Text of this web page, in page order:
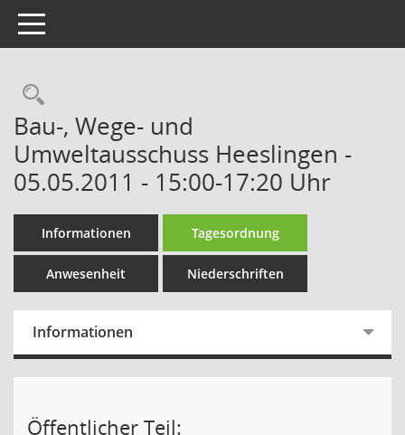
Toggle navigation
Rechercheauswahl
Bau-, Wege- und
Umweltausschuss Heeslingen -
05.05.2011 - 15:00-17:20 Uhr
Informationen Tagesordnung
Anwesenheit Niederschriften
Informationen
Öffentlicher Teil: